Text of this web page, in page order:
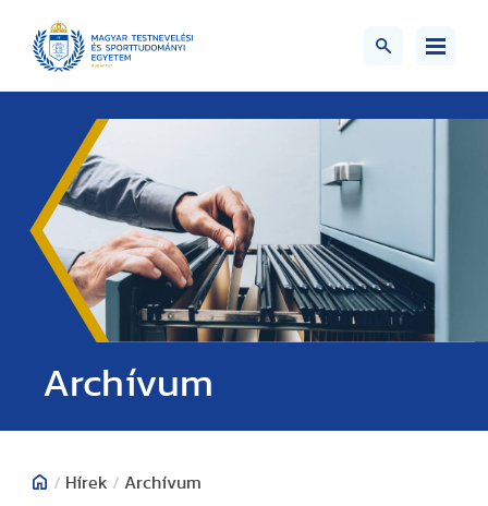
Archívum
/ Hírek / Archívum